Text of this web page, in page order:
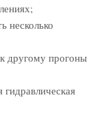
несколько
другому прогоны